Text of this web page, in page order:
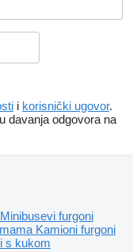
i korisnički ugovor.
davanja odgovora na
Minibusevi furgoni
Kamioni furgoni
s kukom